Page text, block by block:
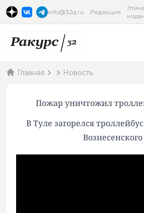
info@32q.ru Редакция
Главная Новость
Пожар уничтожил
В Туле загорелся
Вознесенского